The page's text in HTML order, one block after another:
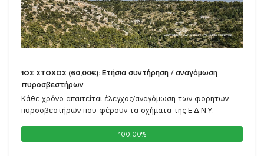
1ΟΣ ΣΤΟΧΟΣ (60,00€): Eτήσια συντήρηση / αναγόμωση
πυροσβεστήρων
Κάθε χρόνο απαιτείται έλεγχος/αναγόμωση των φορητών
πυροσβεστήρων που φέρουν τα οχήματα της Ε.Δ.Ν.Υ.
100.00%
100.00%